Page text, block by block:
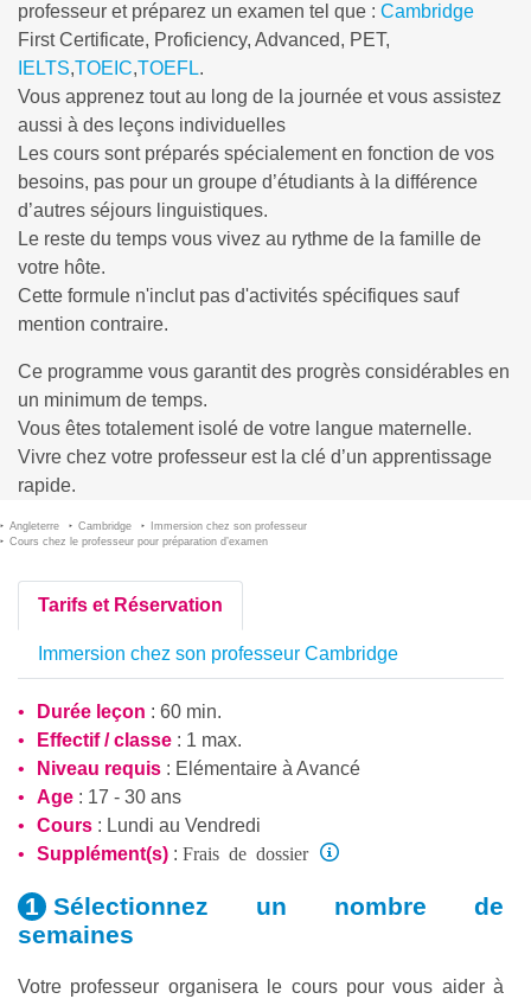
professeur et préparez un examen tel que : Cambridge
First Certificate, Proficiency, Advanced, PET,
IELTS,TOEIC,TOEFL.
Vous apprenez tout au long de la journée et vous assistez
aussi à des leçons individuelles
Les cours sont préparés spécialement en fonction de vos
besoins, pas pour un groupe d’étudiants à la différence
d’autres séjours linguistiques.
Le reste du temps vous vivez au rythme de la famille de
votre hôte.
Cette formule n'inclut pas d'activités spécifiques sauf
mention contraire.
Ce programme vous garantit des progrès considérables en
un minimum de temps.
Vous êtes totalement isolé de votre langue maternelle.
Vivre chez votre professeur est la clé d’un apprentissage
rapide.
Angleterre Cambridge
Immersion chez son professeur
Cours chez le professeur pour préparation d’examen
Tarifs et Réservation
Immersion chez son professeur Cambridge
Durée leçon : 60 min.
Effectif / classe : 1 max.
Niveau requis : Elémentaire à Avancé
Age : 17 - 30 ans
Cours : Lundi au Vendredi
Supplément(s) : Frais de dossier
Sélectionnez un nombre de
semaines
Votre professeur organisera le cours pour vous aider à